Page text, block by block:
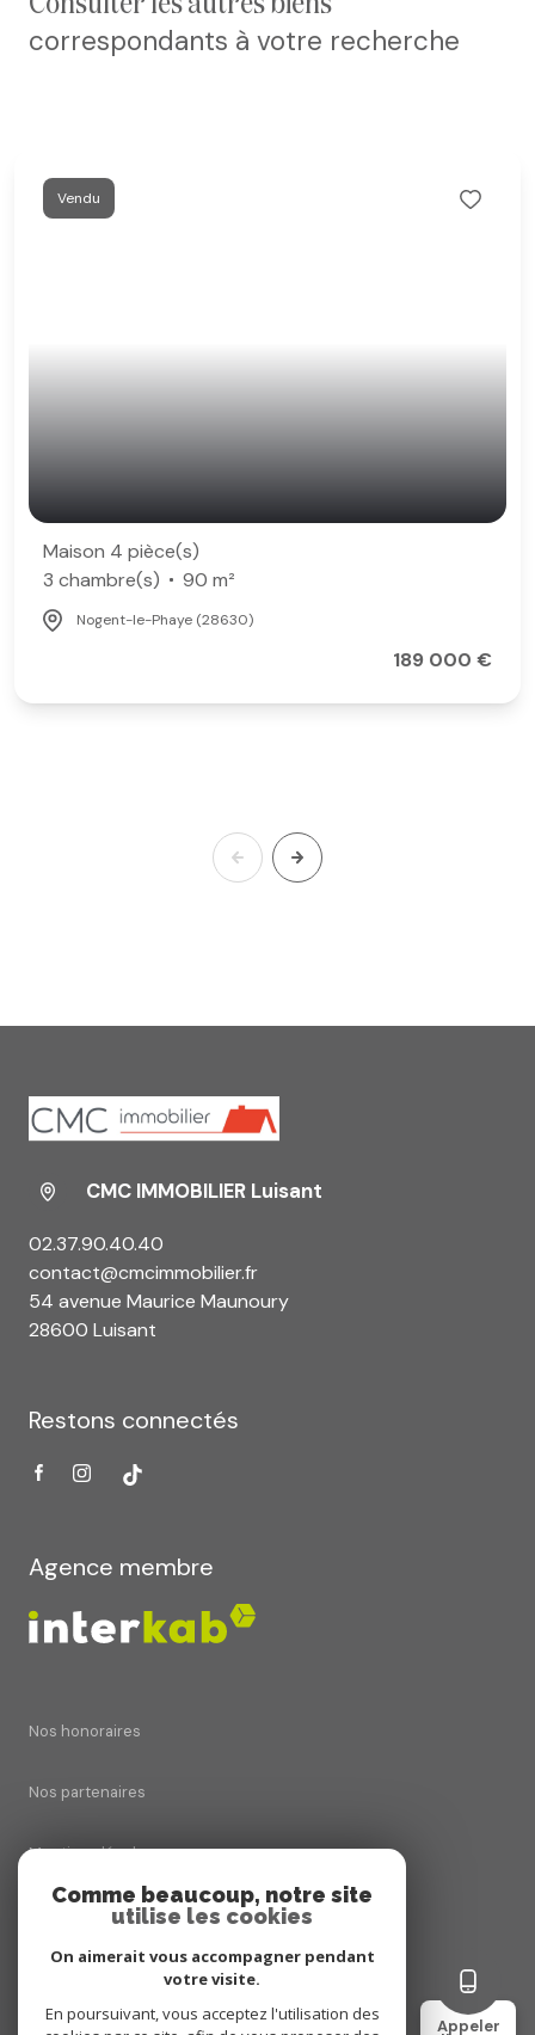
Appeler
correspondants à votre recherche
Vendu
Maison 4 pièce(s)
3 chambre(s)
90 m²
Nogent-le-Phaye (28630)
189 000 €
CMC IMMOBILIER Luisant
02.37.90.40.40
contact@cmcimmobilier.fr
54 avenue Maurice Maunoury
28600 Luisant
Restons connectés
Agence membre
Nos honoraires
Nos partenaires
Mentions légales
Comme beaucoup, notre site
utilise les cookies
On aimerait vous accompagner pendant
votre visite.
En poursuivant, vous acceptez l'utilisation des